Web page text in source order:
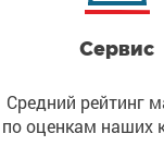
Сервис
Средний рейтинг
по оценкам наших